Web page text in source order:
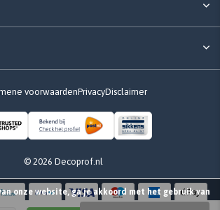
voorwaardenPrivacyDisclaimer
© 2026 Decoprof.nl
onze website, ga je akkoord met het gebruik van